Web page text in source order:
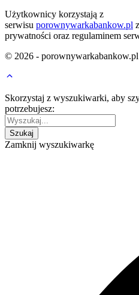
Użytkownicy korzystają z
serwisu porownywarkabankow.pl
prywatności oraz regulaminem
© 2026 -
Skorzystaj z wyszukiwarki, aby
potrzebujesz:
Zamknij wyszukiwarkę